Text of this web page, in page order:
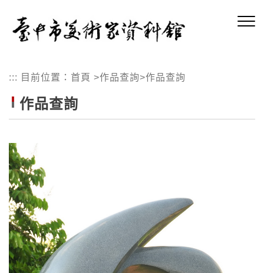
::: 目前位置： 首頁 >作品查詢>作品查詢
作品查詢